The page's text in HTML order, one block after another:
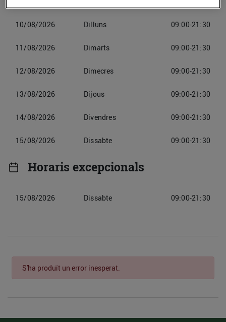
10/08/2026 Dilluns 09:00-21:30
11/08/2026 Dimarts 09:00-21:30
12/08/2026 Dimecres 09:00-21:30
13/08/2026 Dijous 09:00-21:30
14/08/2026 Divendres 09:00-21:30
15/08/2026 Dissabte 09:00-21:30
Horaris excepcionals
15/08/2026 Dissabte 09:00-21:30
S'ha produït un error inesperat.